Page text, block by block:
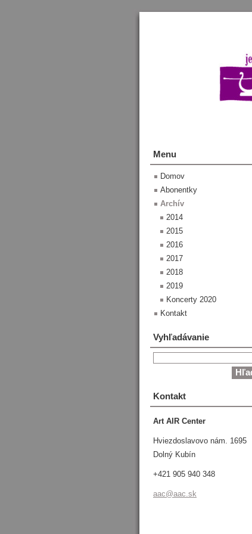
Menu
Domov
Abonentky
Archív
2014
2015
2016
2017
2018
2019
Koncerty 2020
Kontakt
Vyhľadávanie
Kontakt
Art AIR Center
Hviezdoslavovo nám. 1695
Dolný Kubín
+421 905 940 348
aac@aac.sk